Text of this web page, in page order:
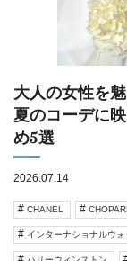
大人の女性を
夏のコーデに
め5選
2026.07.14
CHANEL
インターナショナルウ